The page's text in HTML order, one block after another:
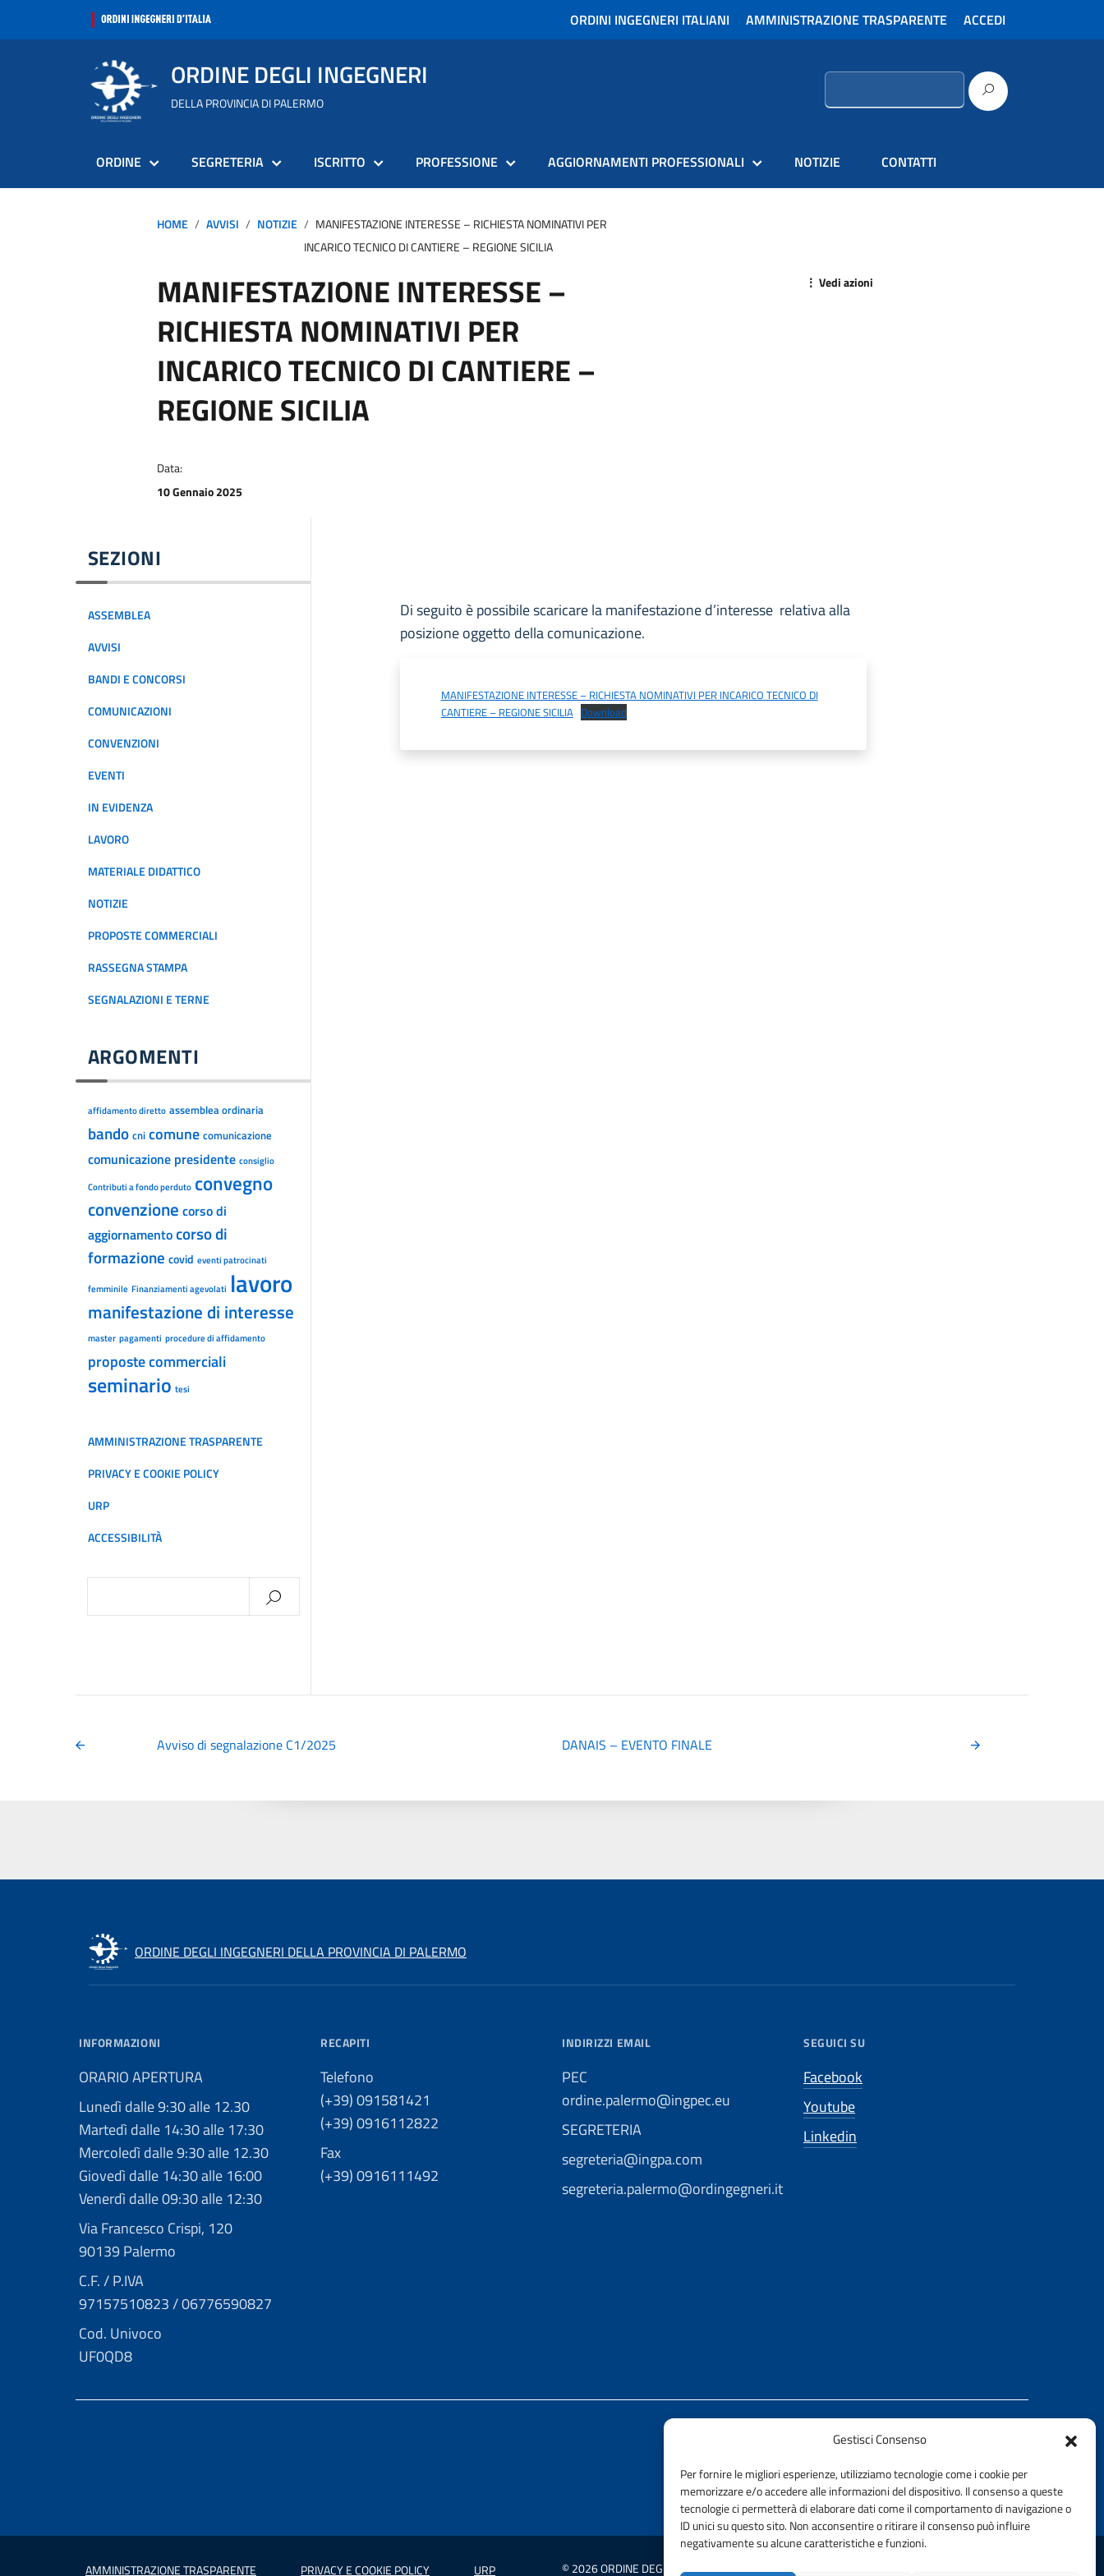
Gestisci Consenso
Per fornire le migliori esperienze, utilizziamo tecnologie come i cookie per
memorizzare e/o accedere alle informazioni del dispositivo. Il consenso a queste
tecnologie ci permetterà di elaborare dati come il comportamento di navigazione o
ID unici su questo sito. Non acconsentire o ritirare il consenso può influire
negativamente su alcune caratteristiche e funzioni.
ORDINI INGEGNERI ITALIANI AMMINISTRAZIONE TRASPARENTE ACCEDI
ORDINE DEGLI INGEGNERI
DELLA PROVINCIA DI PALERMO
Ricerca
ORDINE SEGRETERIA ISCRITTO PROFESSIONE AGGIORNAMENTI PROFESSIONALI NOTIZIE CONTATTI
HOME AVVISI NOTIZIE
MANIFESTAZIONE INTERESSE – RICHIESTA NOMINATIVI PER
INCARICO TECNICO DI CANTIERE – REGIONE SICILIA
MANIFESTAZIONE INTERESSE –
RICHIESTA NOMINATIVI PER
INCARICO TECNICO DI CANTIERE –
REGIONE SICILIA
⋮ Vedi azioni
Data:
10 Gennaio 2025
SEZIONI
ASSEMBLEA
AVVISI
BANDI E CONCORSI
COMUNICAZIONI
CONVENZIONI
EVENTI
IN EVIDENZA
LAVORO
MATERIALE DIDATTICO
NOTIZIE
PROPOSTE COMMERCIALI
RASSEGNA STAMPA
SEGNALAZIONI E TERNE
ARGOMENTI
affidamento diretto assemblea ordinaria
bando cni comune comunicazione
comunicazione presidente consiglio
Contributi a fondo perduto convegno
convenzione corso di
aggiornamentocorso di
formazione covid eventi patrocinati
femminile Finanziamenti agevolati lavoro
manifestazione di interesse
master pagamenti procedure di affidamento
proposte commerciali
seminario tesi
AMMINISTRAZIONE TRASPARENTE
PRIVACY E COOKIE POLICY
URP
ACCESSIBILITÀ
per:
Di seguito è possibile scaricare la manifestazione d’interesse relativa alla
posizione oggetto della comunicazione.
MANIFESTAZIONE INTERESSE – RICHIESTA NOMINATIVI PER INCARICO TECNICO DI
CANTIERE – REGIONE SICILIA Download
Avviso di segnalazione C1/2025 DANAIS – EVENTO FINALE
ORDINE DEGLI INGEGNERI DELLA PROVINCIA DI PALERMO
INFORMAZIONI
ORARIO APERTURA
Lunedì dalle 9:30 alle 12.30
Martedì dalle 14:30 alle 17:30
Mercoledì dalle 9:30 alle 12.30
Giovedì dalle 14:30 alle 16:00
Venerdì dalle 09:30 alle 12:30
Via Francesco Crispi, 120
90139 Palermo
C.F. / P.IVA
97157510823 / 06776590827
Cod. Univoco
UF0QD8
RECAPITI
Telefono
(+39) 091581421
(+39) 0916112822
Fax
(+39) 0916111492
INDIRIZZI EMAIL
PEC
ordine.palermo@ingpec.eu
SEGRETERIA
segreteria@ingpa.com
segreteria.palermo@ordingegneri.it
SEGUICI SU
Facebook
Youtube
Linkedin
REALIZZATO CON LA COLLABORAZIONE DI
Ing. Aurelio Buglino
AMMINISTRAZIONE TRASPARENTE PRIVACY E COOKIE POLICY URP © 2026 ORDINE DEGLI INGEGNERI DELLA PROVINCIA DI PALERMO | FONDAZIONE CNI